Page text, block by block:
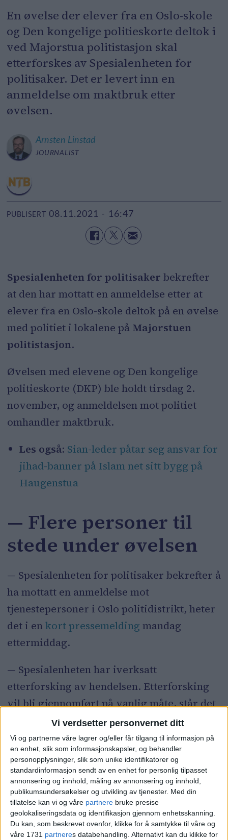
Vi verdsetter personvernet ditt
Vi og partnerne våre lagrer og/eller får tilgang til informasjon på
en enhet, slik som informasjonskapsler, og behandler
personopplysninger, slik som unike identifikatorer og
standardinformasjon sendt av en enhet for personlig tilpasset
annonsering og innhold, måling av annonsering og innhold,
publikumsundersøkelser og utvikling av tjenester. Med din
tillatelse kan vi og våre partnere bruke presise
geolokaliseringsdata og identifikasjon gjennom enhetsskanning.
Du kan, som beskrevet ovenfor, klikke for å samtykke til våre og
våre 1731 partneres databehandling. Alternativt kan du klikke for
En øvelse der elever fra en Oslo-skole
og Den kongelige politieskorte deltok i
ved Majorstua politistasjon skal
etterforskes av Spesialenheten for
politisaker. Det er levert inn en
anmeldelse om maktbruk etter
øvelsen.
Arnsten Linstad
JOURNALIST
PUBLISERT 08.11.2021 - 16:47
Spesialenheten for politisaker bekrefter
at den har mottatt en anmeldelse etter at
elever fra en Oslo-skole deltok på en øvelse
med politiet i lokalene på Majorstuen
politistasjon.
Øvelsen med elevene og Den kongelige
politieskorte (DKP) ble holdt tirsdag 2.
november, og anmeldelsen mot politiet
omhandler maktbruk.
Les også: Sian-leder påtar seg ansvar for
jihad-banner på Islam net sitt bygg på
Haugenstua
— Flere personer til
stede under øvelsen
— Spesialenheten for politisaker bekrefter å
ha mottatt en anmeldelse mot
tjenestepersoner i Oslo politidistrikt, heter
det i enkort pressemelding mandag
ettermiddag.
— Spesialenheten har iverksatt
etterforsking av hendelsen. Etterforsking
vil bli gjennomført på vanlig måte, står det
i pressemeldingen.
— Det skal ha vært flere personer til stede
under øvelsen og etterforskingen vil i
første omgang bestå i å sikre nødvendige
bevis og å gjennomføre en rekke avhør for
å belyse hendelsesforløpet og
foranledningen til øvelsen, skriver